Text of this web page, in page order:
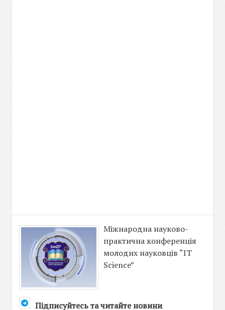
Міжнародна науково-
практична конференція
молодих науковців “IT
Science”
Підписуйтесь та читайте новини